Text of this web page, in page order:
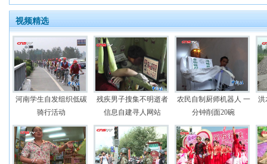
视频精选
河南学生自发组织低碳
骑行活动
残疾男子搜集不明逝者
信息自建寻人网站
农民自制厨师机器人 一
分钟削面20碗
洪